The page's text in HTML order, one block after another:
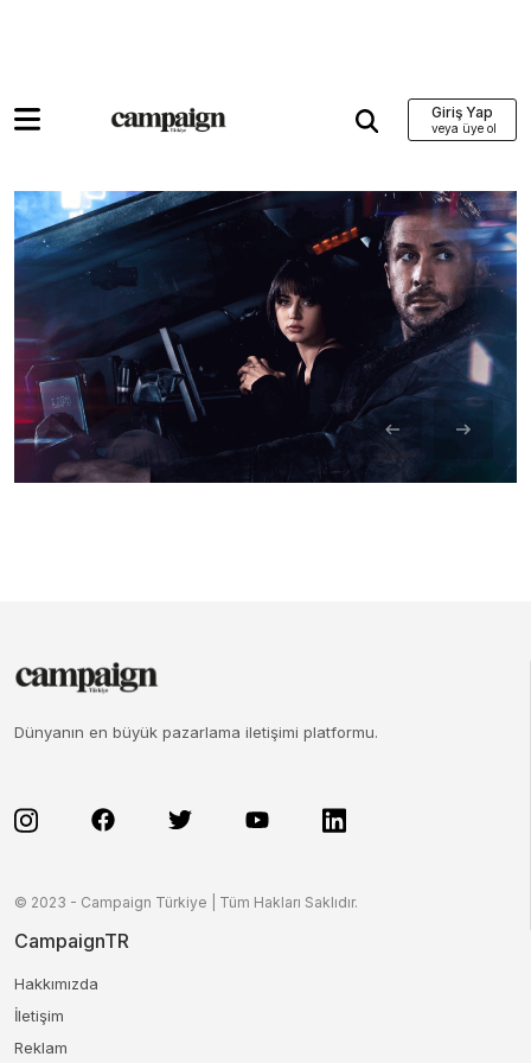
Giriş Yap
Dünyanın en büyük pazarlama iletişimi platformu.
© 2023 - Campaign Türkiye | Tüm Hakları Saklıdır.
CampaignTR
Hakkımızda
İletişim
Reklam